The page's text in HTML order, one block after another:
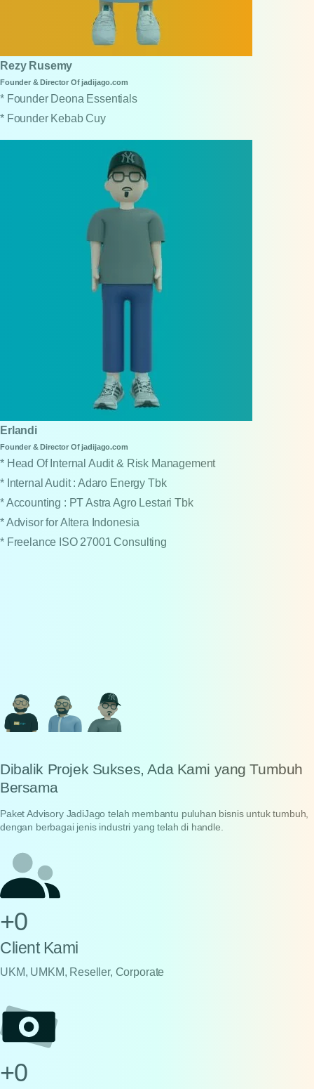
Rezy Rusemy
Founder & Director Of jadijago.com
* Founder Deona Essentials
* Founder Kebab Cuy
Erlandi
Founder & Director Of jadijago.com
* Head Of Internal Audit & Risk Management
* Internal Audit : Adaro Energy Tbk
* Accounting : PT Astra Agro Lestari Tbk
* Advisor for Altera Indonesia
* Freelance ISO 27001 Consulting
Dibalik Projek Sukses, Ada Kami yang Tumbuh
Bersama
Paket Advisory JadiJago telah membantu puluhan bisnis untuk tumbuh,
dengan berbagai jenis industri yang telah di handle.
+0
Client Kami
UKM, UMKM, Reseller, Corporate
+0